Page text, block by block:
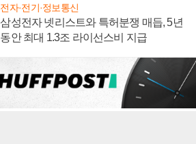
전자·전기·정보통신
삼성전자 넷리스트와 특허분쟁 매듭, 5년
동안 최대 1.3조 라이선스비 지급